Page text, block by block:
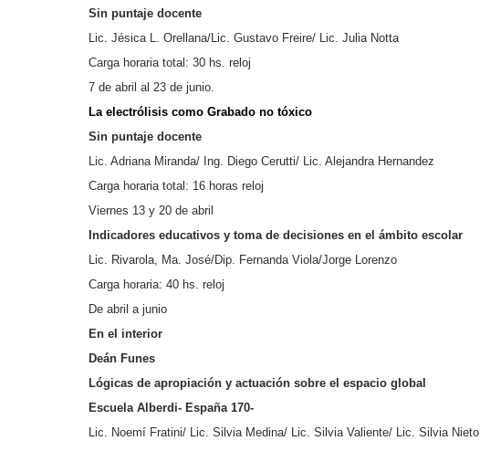
Sin puntaje docente
Lic. Jésica L. Orellana/Lic. Gustavo Freire/ Lic. Julia Notta
Carga horaria total: 30 hs. reloj
7 de abril al 23 de junio.
La electrólisis como Grabado no tóxico
Sin puntaje docente
Lic. Adriana Miranda/ Ing. Diego Cerutti/ Lic. Alejandra Hernandez
Carga horaria total: 16 horas reloj
Viernes 13 y 20 de abril
Indicadores educativos y toma de decisiones en el ámbito escolar
Lic. Rivarola, Ma. José/Dip. Fernanda Viola/Jorge Lorenzo
Carga horaria: 40 hs. reloj
De abril a junio
En el interior
Deán Funes
Lógicas de apropiación y actuación sobre el espacio global
Escuela Alberdi- España 170-
Lic. Noemí Fratini/ Lic. Silvia Medina/ Lic. Silvia Valiente/ Lic. Silvia Nieto